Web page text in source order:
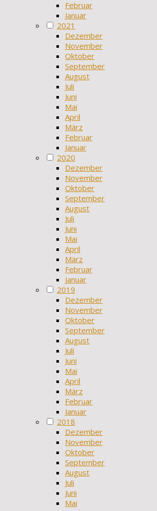
Februar
Januar
2021
Dezember
November
Oktober
September
August
Juli
Juni
Mai
April
März
Februar
Januar
2020
Dezember
November
Oktober
September
August
Juli
Juni
Mai
April
März
Februar
Januar
2019
Dezember
November
Oktober
September
August
Juli
Juni
Mai
April
März
Februar
Januar
2018
Dezember
November
Oktober
September
August
Juli
Juni
Mai